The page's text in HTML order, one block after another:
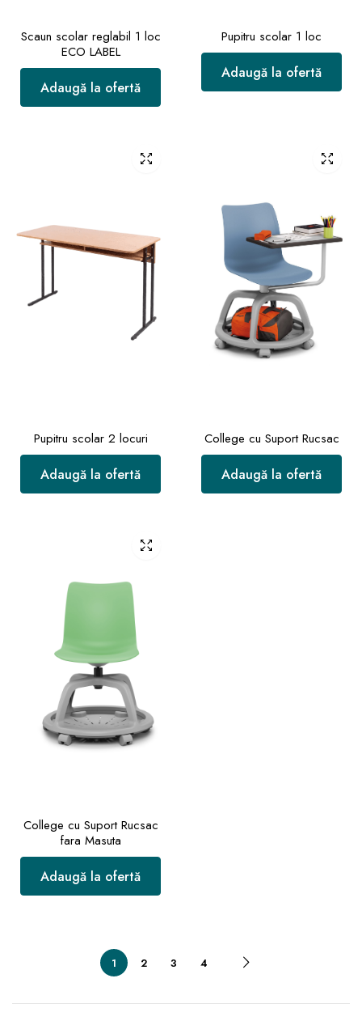
Scaun scolar reglabil 1 loc
ECO LABEL
Adaugă la ofertă
Pupitru scolar 1 loc
Adaugă la ofertă
Pupitru scolar 2 locuri
Adaugă la ofertă
College cu Suport Rucsac
Adaugă la ofertă
College cu Suport Rucsac
fara Masuta
Adaugă la ofertă
1 2 3 4